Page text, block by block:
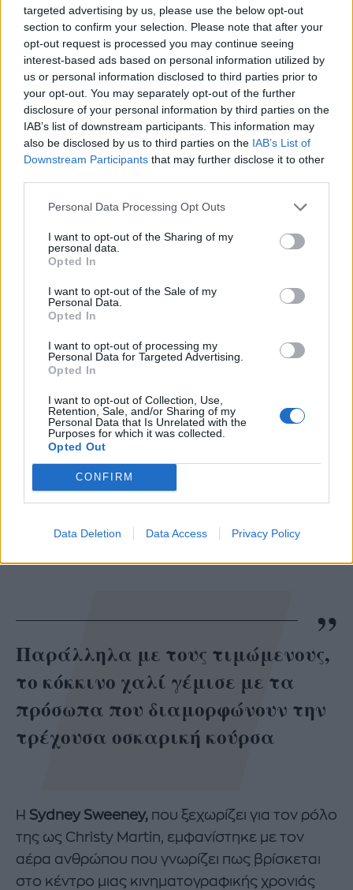
targeted advertising by us, please use the below opt-out
section to confirm your selection. Please note that after your
opt-out request is processed you may continue seeing
interest-based ads based on personal information utilized by
us or personal information disclosed to third parties prior to
your opt-out. You may separately opt-out of the further
disclosure of your personal information by third parties on the
IAB’s list of downstream participants. This information may
also be disclosed by us to third parties on the IAB’s List of
Downstream Participants that may further disclose it to other
Personal Data Processing Opt Outs
I want to opt-out of the Sharing of my
personal data.
Opted In
I want to opt-out of the Sale of my
Personal Data.
Opted In
I want to opt-out of processing my
Personal Data for Targeted Advertising.
Opted In
I want to opt-out of Collection, Use,
Retention, Sale, and/or Sharing of my
Personal Data that Is Unrelated with the
Purposes for which it was collected.
Opted Out
CONFIRM
Data Deletion Data Access Privacy Policy
που δεν ξεχνιούνται. Συνεργάτης του Spike
Lee σε εμβληματικές ταινίες όπως το Do the
Right Thing και το Malcolm X, αλλά και
δημιουργός του οπτικού σύμπαντος του
Hidden Figures. Ο Thomas εκφράζει την
τεχνική τελειότητα που δεν διεκδικεί φώτα
αλλά στηρίζει ολόκληρη την αφήγηση. Είναι
από εκείνους που διαμόρφωσαν το
σώμα.
Η Dolly Parton έλαβε
Βραβείο Jean Hersholt. Πρόκειται για
αναγνώριση που αφορά τη δράση της στη
φιλανθρωπία και τον κοινωνικό της αντίκτυπο.
με ουσιαστικό εκτόπισμα και η απουσία της
ούτε το συναίσθημα που φέρει το όνομά της.
Παράλληλα με τους τιμώμενους,
το κόκκινο χαλί γέμισε με τα
πρόσωπα που διαμορφώνουν την
τρέχουσα οσκαρική κούρσα
Η Sydney Sweeney, που ξεχωρίζει για τον ρόλο
της ως Christy Martin, εμφανίστηκε με τον
αέρα ανθρώπου που γνωρίζει πως βρίσκεται
στο κέντρο μιας κινηματογραφικής χρονιάς